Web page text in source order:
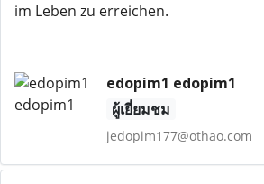
im Leben zu erreichen.
edopim1 edopim1
ผู้เยี่ยมชม
jedopim177@othao.com